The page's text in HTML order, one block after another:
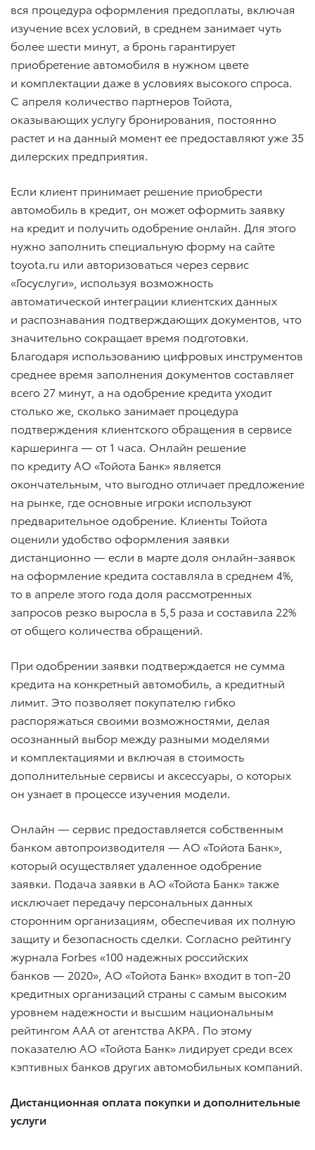
вся процедура оформления предоплаты, включая
изучение всех условий, в среднем занимает чуть
более шести минут, а бронь гарантирует
приобретение автомобиля в нужном цвете
и комплектации даже в условиях высокого спроса.
С апреля количество партнеров Тойота,
оказывающих услугу бронирования, постоянно
растет и на данный момент ее предоставляют уже 35
дилерских предприятия.
Если клиент принимает решение приобрести
автомобиль в кредит, он может оформить заявку
на кредит и получить одобрение онлайн. Для этого
нужно заполнить специальную форму на сайте
toyota.ru или авторизоваться через сервис
«Госуслуги», используя возможность
автоматической интеграции клиентских данных
и распознавания подтверждающих документов, что
значительно сокращает время подготовки.
Благодаря использованию цифровых инструментов
среднее время заполнения документов составляет
всего 27 минут, а на одобрение кредита уходит
столько же, сколько занимает процедура
подтверждения клиентского обращения в сервисе
каршеринга — от 1 часа. Онлайн решение
по кредиту АО «Тойота Банк» является
окончательным, что выгодно отличает предложение
на рынке, где основные игроки используют
предварительное одобрение. Клиенты Тойота
оценили удобство оформления заявки
дистанционно — если в марте доля онлайн-заявок
на оформление кредита составляла в среднем 4%,
то в апреле этого года доля рассмотренных
запросов резко выросла в 5,5 раза и составила 22%
от общего количества обращений.
При одобрении заявки подтверждается не сумма
кредита на конкретный автомобиль, а кредитный
лимит. Это позволяет покупателю гибко
распоряжаться своими возможностями, делая
осознанный выбор между разными моделями
и комплектациями и включая в стоимость
дополнительные сервисы и аксессуары, о которых
он узнает в процессе изучения модели.
Онлайн — сервис предоставляется собственным
банком автопроизводителя — АО «Тойота Банк»,
который осуществляет удаленное одобрение
заявки. Подача заявки в АО «Тойота Банк» также
исключает передачу персональных данных
сторонним организациям, обеспечивая их полную
защиту и безопасность сделки. Согласно рейтингу
журнала Forbes «100 надежных российских
банков — 2020», АО «Тойота Банк» входит в топ-20
кредитных организаций страны с самым высоким
уровнем надежности и высшим национальным
рейтингом ААА от агентства АКРА. По этому
показателю АО «Тойота Банк» лидирует среди всех
кэптивных банков других автомобильных компаний.
Дистанционная оплата покупки и дополнительные
услуги